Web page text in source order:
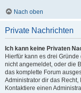
Nach oben
Private Nachrichten
Ich kann keine Privaten
Hierfür kann es drei
nicht angemeldet, oder die
das komplette Forum
Administrator dir das
Kontaktiere einen